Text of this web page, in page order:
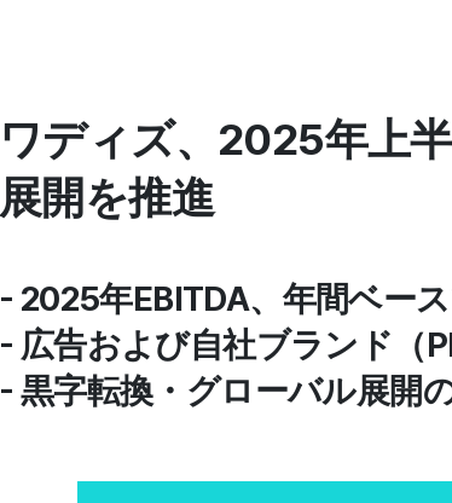
ワディズ、2025年上
展開を推進
- 2025年EBITDA、年間ベー
- 広告および自社ブランド（
- 黒字転換・グローバル展開